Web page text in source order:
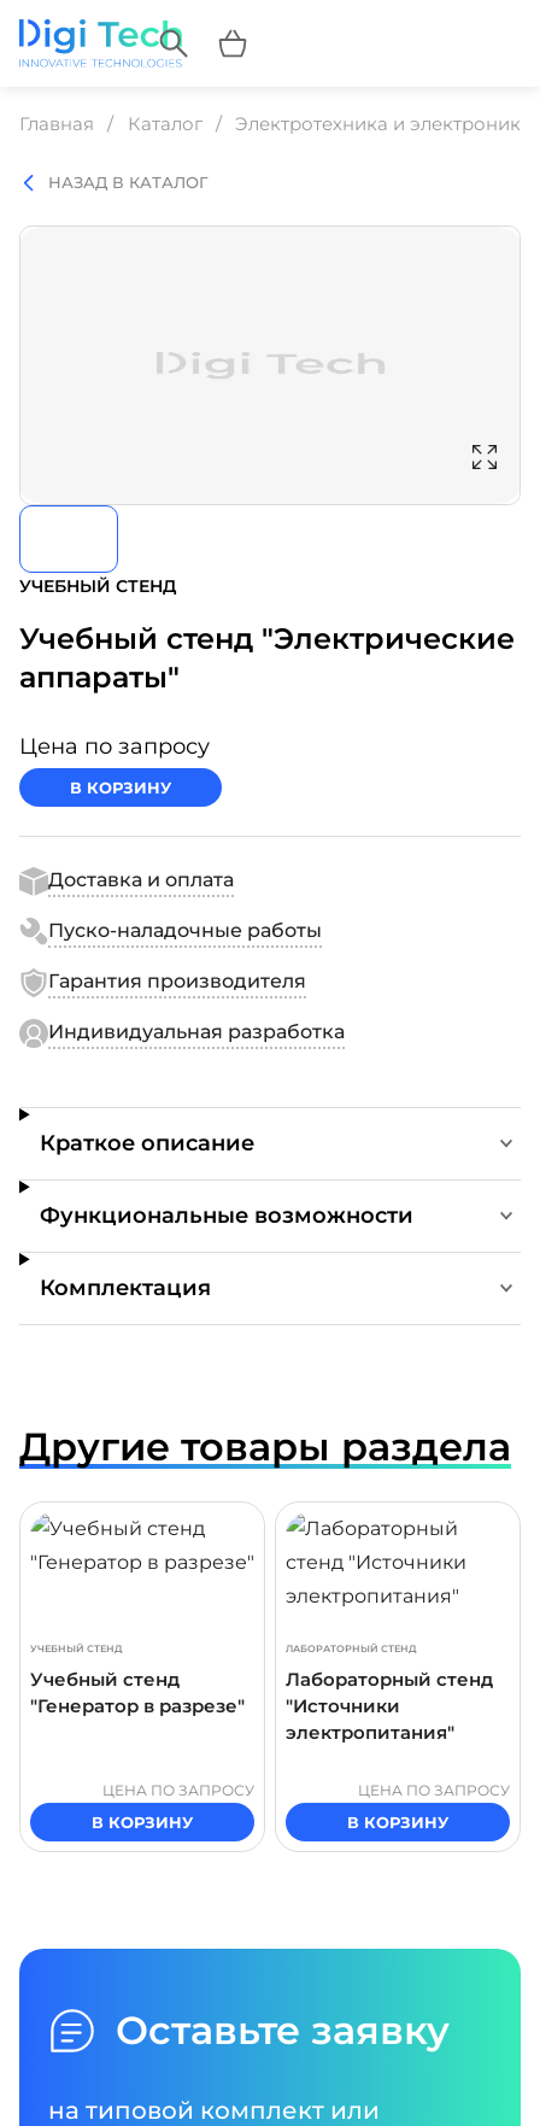
Главная Каталог Электротехника и электроника
НАЗАД В КАТАЛОГ
УЧЕБНЫЙ СТЕНД
Учебный стенд "Электрические
аппараты"
Цена по запросу
В КОРЗИНУ
Доставка и оплата
Пуско-наладочные работы
Гарантия производителя
Индивидуальная разработка
Краткое описание
Функциональные возможности
Комплектация
Другие товары раздела
УЧЕБНЫЙ СТЕНД
Учебный стенд
"Генератор в разрезе"
ЦЕНА ПО ЗАПРОСУ
В КОРЗИНУ
ЛАБОРАТОРНЫЙ СТЕНД
Лабораторный стенд
"Источники
электропитания"
ЦЕНА ПО ЗАПРОСУ
В КОРЗИНУ
ПОДРОБНЕЕ
Оставьте заявку
на типовой комплект или